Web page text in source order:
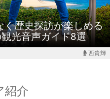
歴史探訪が楽しめる
光音声ガイド8選
西貴輝
紹介